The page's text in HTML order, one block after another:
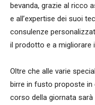
bevanda, grazie al ricco
e all’expertise dei suoi
consulenze
il prodotto e a migliorare
Oltre che alle varie
birre in fusto proposte in
corso della giornata